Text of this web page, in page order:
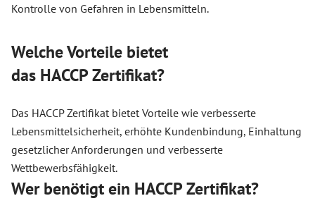
Kontrolle von Gefahren in Lebensmitteln.
Wer benötigt ein HACCP Zertifikat?
Welche Vorteile bietet
das HACCP Zertifikat?
Das HACCP Zertifikat bietet Vorteile wie verbesserte
Lebensmittelsicherheit, erhöhte Kundenbindung, Einhaltung
gesetzlicher Anforderungen und verbesserte
Wettbewerbsfähigkeit.